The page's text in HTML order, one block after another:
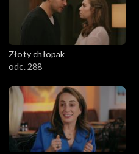
Złoty chłopak
odc. 288